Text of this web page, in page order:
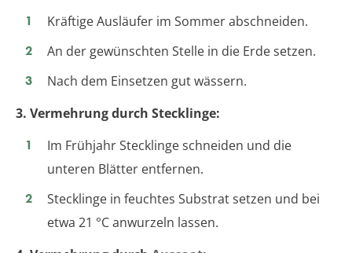
Kräftige Ausläufer im Sommer abschneiden.
An der gewünschten Stelle in die Erde setzen.
Nach dem Einsetzen gut wässern.
3. Vermehrung durch Stecklinge:
Im Frühjahr Stecklinge schneiden und die
unteren Blätter entfernen.
Stecklinge in feuchtes Substrat setzen und bei
etwa 21 °C anwurzeln lassen.